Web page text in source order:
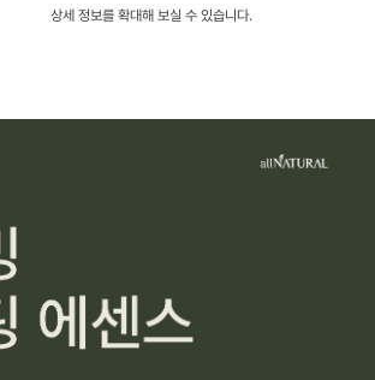
상세 정보를 확대해 보실 수 있습니다.